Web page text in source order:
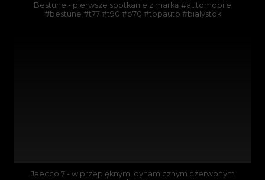
Bestune - pierwsze spotkanie z marką #automobile
#bestune #t77 #t90 #b70 #topauto #bialystok
Jaecco 7 - w przepięknym, dynamicznym czerwonym